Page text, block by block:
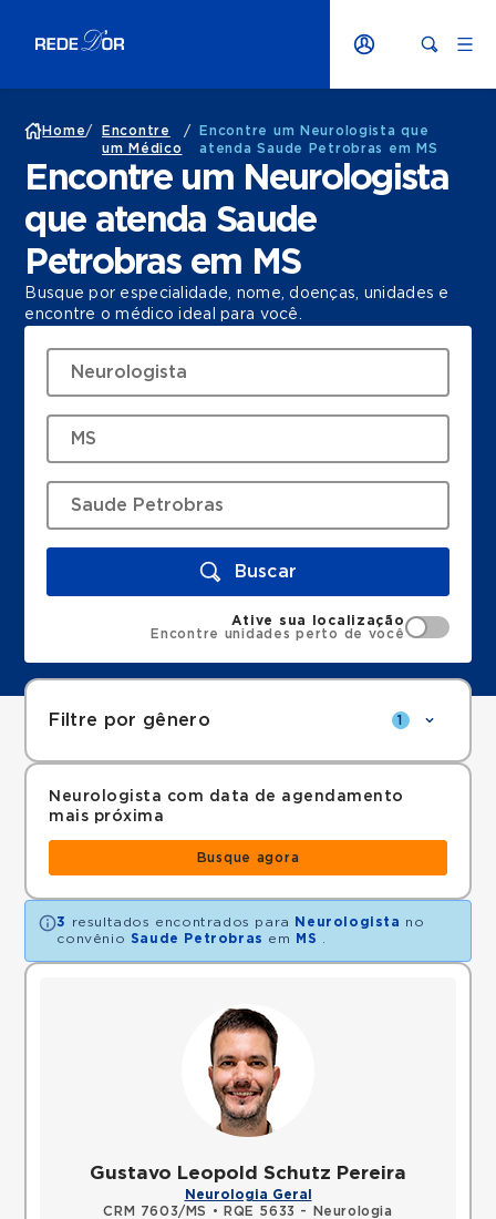
Home/
Encontre
um Médico
/
Encontre um Neurologista que
atenda Saude Petrobras em MS
Encontre um Neurologista
que atenda Saude
Petrobras em MS
Busque por especialidade, nome, doenças, unidades e
encontre o médico ideal para você.
Buscar
Ative sua localização
Encontre unidades perto de você
Filtre por gênero 1
Neurologista com data de agendamento
mais próxima
Busque agora
3 resultados encontrados para Neurologista no
convênio Saude Petrobras em MS
Gustavo Leopold Schutz Pereira
Neurologia Geral
CRM 7603/MS
•
RQE 5633 - Neurologia